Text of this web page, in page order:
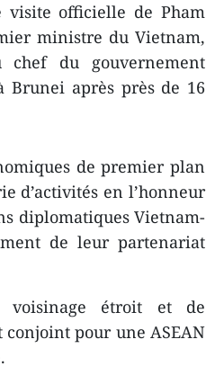
officielle de Pham
ministre du Vietnam,
du gouvernement
Brunei après près de 16
de premier plan
d’activités en l’honneur
diplomatiques Vietnam-
de leur partenariat
voisinage étroit et de
pour une ASEAN